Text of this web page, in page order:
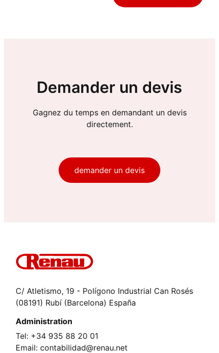
Demander un devis
Gagnez du temps en demandant un devis
directement.
demander un devis
C/ Atletismo, 19 - Polígono Industrial Can Rosés
(08191) Rubí (Barcelona) España
Administration
Tel: +34 935 88 20 01
Email: contabilidad@renau.net